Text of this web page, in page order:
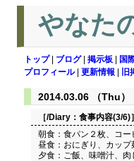
やなた
トップ| ブログ| 掲示板 国
プロフィール| 更新情報 旧
2014.03.06 （Thu）
［/Diary： 食事内容(3/6)］
朝食：食パン２枚、コー
昼食：おにぎり、カップ
夕食：ご飯、味噌汁、